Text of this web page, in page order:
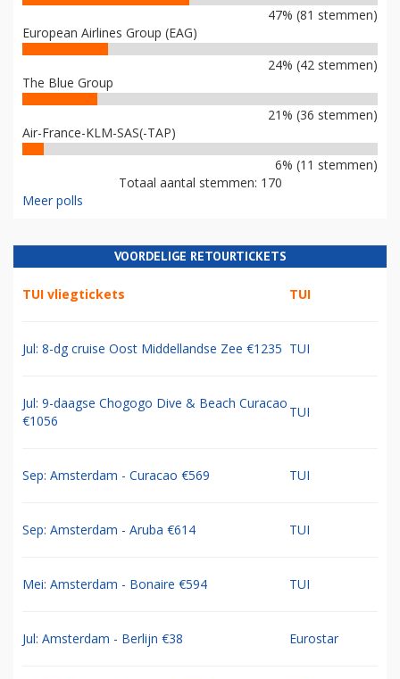
47% (81 stemmen)
European Airlines Group (EAG)
24% (42 stemmen)
The Blue Group
21% (36 stemmen)
Air-France-KLM-SAS(-TAP)
6% (11 stemmen)
Totaal aantal stemmen: 170
Meer polls
VOORDELIGE RETOURTICKETS
TUI vliegtickets TUI
Jul: 8-dg cruise Oost Middellandse Zee €1235 TUI
Jul: 9-daagse Chogogo Dive & Beach Curacao
€1056
TUI
Sep: Amsterdam - Curacao €569 TUI
Sep: Amsterdam - Aruba €614 TUI
Mei: Amsterdam - Bonaire €594 TUI
Jul: Amsterdam - Berlijn €38 Eurostar